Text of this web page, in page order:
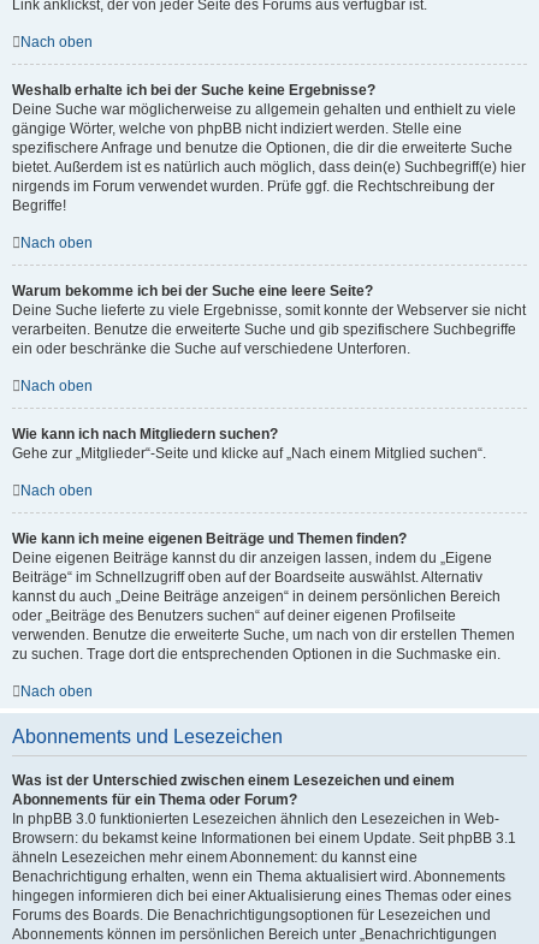
Link anklickst, der von jeder Seite des Forums aus verfügbar ist.
Nach oben
Weshalb erhalte ich bei der Suche keine Ergebnisse?
Deine Suche war möglicherweise zu allgemein gehalten und enthielt zu viele
gängige Wörter, welche von phpBB nicht indiziert werden. Stelle eine
spezifischere Anfrage und benutze die Optionen, die dir die erweiterte Suche
bietet. Außerdem ist es natürlich auch möglich, dass dein(e) Suchbegriff(e) hier
nirgends im Forum verwendet wurden. Prüfe ggf. die Rechtschreibung der
Begriffe!
Nach oben
Warum bekomme ich bei der Suche eine leere Seite?
Deine Suche lieferte zu viele Ergebnisse, somit konnte der Webserver sie nicht
verarbeiten. Benutze die erweiterte Suche und gib spezifischere Suchbegriffe
ein oder beschränke die Suche auf verschiedene Unterforen.
Nach oben
Wie kann ich nach Mitgliedern suchen?
Gehe zur „Mitglieder“-Seite und klicke auf „Nach einem Mitglied suchen“.
Nach oben
Wie kann ich meine eigenen Beiträge und Themen finden?
Deine eigenen Beiträge kannst du dir anzeigen lassen, indem du „Eigene
Beiträge“ im Schnellzugriff oben auf der Boardseite auswählst. Alternativ
kannst du auch „Deine Beiträge anzeigen“ in deinem persönlichen Bereich
oder „Beiträge des Benutzers suchen“ auf deiner eigenen Profilseite
verwenden. Benutze die erweiterte Suche, um nach von dir erstellen Themen
zu suchen. Trage dort die entsprechenden Optionen in die Suchmaske ein.
Nach oben
Abonnements und Lesezeichen
Was ist der Unterschied zwischen einem Lesezeichen und einem
Abonnements für ein Thema oder Forum?
In phpBB 3.0 funktionierten Lesezeichen ähnlich den Lesezeichen in Web-
Browsern: du bekamst keine Informationen bei einem Update. Seit phpBB 3.1
ähneln Lesezeichen mehr einem Abonnement: du kannst eine
Benachrichtigung erhalten, wenn ein Thema aktualisiert wird. Abonnements
hingegen informieren dich bei einer Aktualisierung eines Themas oder eines
Forums des Boards. Die Benachrichtigungsoptionen für Lesezeichen und
Abonnements können im persönlichen Bereich unter „Benachrichtigungen